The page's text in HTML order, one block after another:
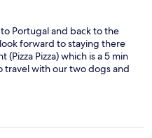
Portugal and back to the
forward to staying there
(Pizza Pizza) which is a 5 min
travel with our two dogs and